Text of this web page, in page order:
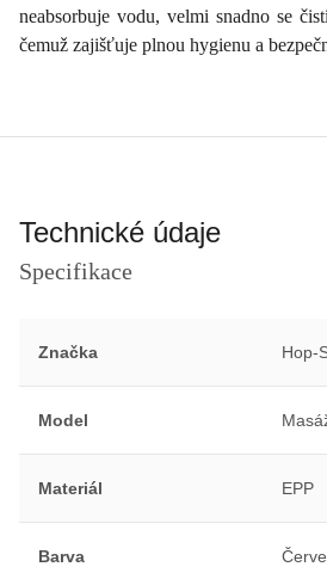
neabsorbuje vodu, velmi snadno se
čemuž zajišťuje plnou hygienu a
Technické údaje
Specifikace
Značka Hop-
Model
Materiál EPP
Barva